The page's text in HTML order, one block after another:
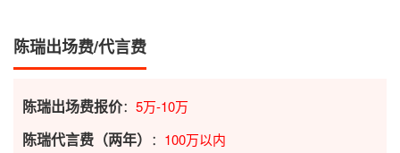
陈瑞出场费/代言费
陈瑞出场费报价： 5万-10万
陈瑞代言费（两年） ： 100万以内